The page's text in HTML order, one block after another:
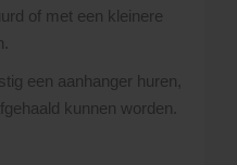
of met een kleinere
een aanhanger huren,
kunnen worden.